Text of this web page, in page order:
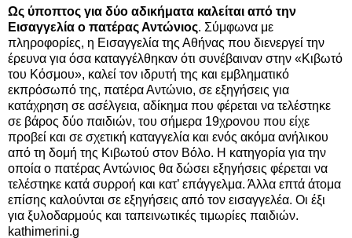
Ως ύποπτος για δύο αδικήματα καλείται από την
Εισαγγελία ο πατέρας Αντώνιος. Σύμφωνα με
πληροφορίες, η Εισαγγελία της Αθήνας που διενεργεί την
έρευνα για όσα καταγγέλθηκαν ότι συνέβαιναν στην «Κιβωτό
του Κόσμου», καλεί τον ιδρυτή της και εμβληματικό
εκπρόσωπό της, πατέρα Αντώνιο, σε εξηγήσεις για
κατάχρηση σε ασέλγεια, αδίκημα που φέρεται να τελέστηκε
σε βάρος δύο παιδιών, του σήμερα 19χρονου που είχε
προβεί και σε σχετική καταγγελία και ενός ακόμα ανήλικου
από τη δομή της Κιβωτού στον Βόλο. Η κατηγορία για την
οποία ο πατέρας Αντώνιος θα δώσει εξηγήσεις φέρεται να
τελέστηκε κατά συρροή και κατ’ επάγγελμα. Άλλα επτά άτομα
επίσης καλούνται σε εξηγήσεις από τον εισαγγελέα. Οι έξι
για ξυλοδαρμούς και ταπεινωτικές τιμωρίες παιδιών.
kathimerini.g